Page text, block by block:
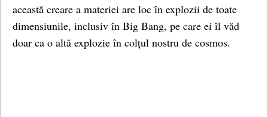
această creare a materiei are loc în explozii de toate
dimensiunile, inclusiv în Big Bang, pe care ei îl văd
doar ca o altă explozie în colțul nostru de cosmos.